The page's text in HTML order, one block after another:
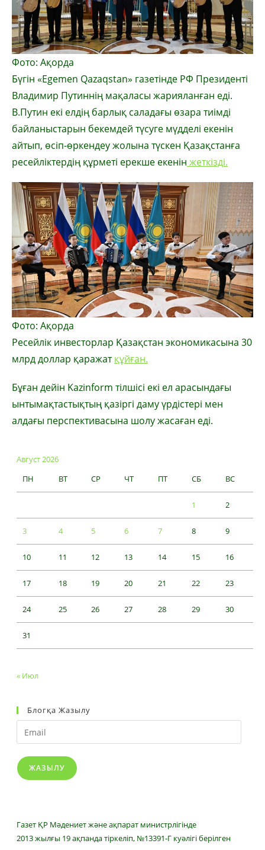
Фото: Ақорда
Бүгін «Еgemen Qazaqstan» газетінде РФ Президенті
Владимир Путиннің мақаласы жарияланған еді.
В.Путин екі елдің барлық саладағы өзара тиімді
байланыстарын бекемдей түсуге мүдделі екенін
айтып, өсіп-өркендеу жолына түскен Қазақстанға
ресейліктердің құрметі ерекше екенін жеткізді.
Фото: Ақорда
Ресейлік инвесторлар Қазақстан экономикасына 30
млрд доллар қаражатқұйған.
Бұған дейін Kazinform тілшісі екі ел арасындағы
ынтымақтастықтың қазіргі даму үрдістері мен
алдағы перспективасына шолу жасаған еді.
Август 2026
ПН
ВТ СР ЧТ ПТ СБ ВС
1 2
3 4 5 6 7 8 9
10 11 12 13 14 15 16
17 18 19 20 21 22 23
24 25 26 27 28 29 30
31
« Июл
Блогқа Жазылу
Email
ЖАЗЫЛУ
Газет ҚР Мәдениет және ақпарат министрлігінде
2013 жылғы 19 ақпанда тіркеліп, №13391-Г куәлігі берілген